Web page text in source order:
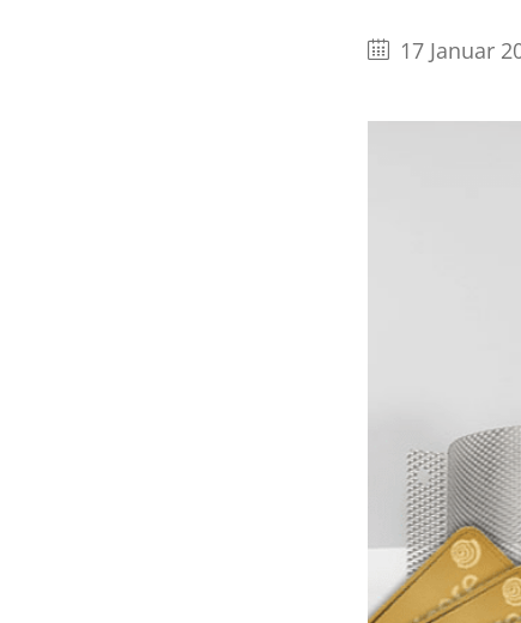
17 Januar